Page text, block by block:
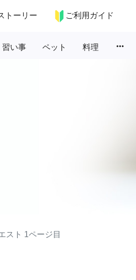
トーリー ご利用ガイド
習い事 ペット 料理 more_horiz
スト 1ページ目